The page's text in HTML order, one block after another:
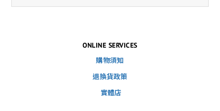
ONLINE SERVICES
購物須知
退換貨政策
實體店